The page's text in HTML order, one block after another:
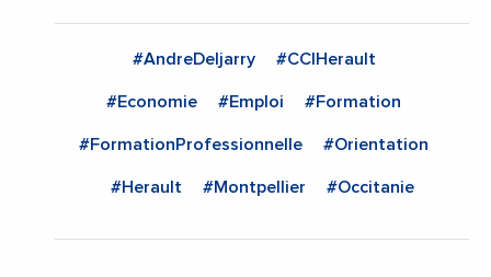
#AndreDeljarry #CCIHerault
#Economie #Emploi #Formation
#FormationProfessionnelle #Orientation
#Herault #Montpellier #Occitanie